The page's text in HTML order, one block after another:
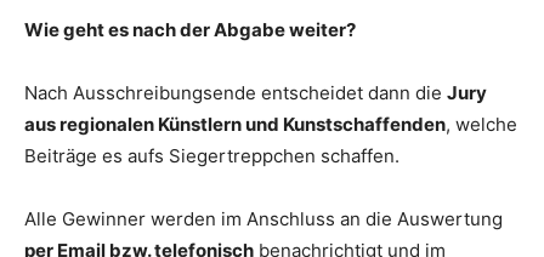
Wie geht es nach der Abgabe weiter?
Nach Ausschreibungsende entscheidet dann die Jury
aus regionalen Künstlern und Kunstschaffenden, welche
Beiträge es aufs Siegertreppchen schaffen.
Alle Gewinner werden im Anschluss an die Auswertung
per Email bzw. telefonisch benachrichtigt und im